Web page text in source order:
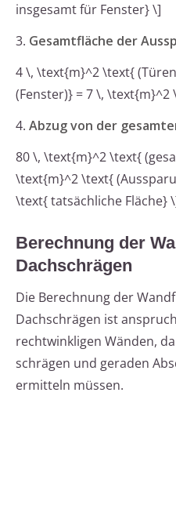
insgesamt für Fenster} \]
3. Gesamtfläche der
4 \, \text{m}^2 \text{
(Fenster)} = 7 \, \text{m}^2
4. Abzug von der
80 \, \text{m}^2 \text{
\text{m}^2 \text{
\text{ tatsächliche Fläche}
Berechnung der
Dachschrägen
Die Berechnung der
Dachschrägen ist
rechtwinkligen Wänden,
schrägen und geraden
ermitteln müssen.